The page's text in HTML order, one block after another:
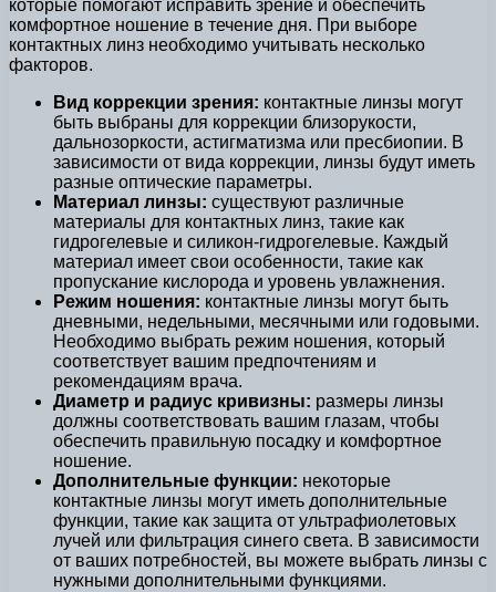
которые помогают исправить зрение и обеспечить
комфортное ношение в течение дня. При выборе
контактных линз необходимо учитывать несколько
факторов.
Вид коррекции зрения: контактные линзы могут
быть выбраны для коррекции близорукости,
дальнозоркости, астигматизма или пресбиопии. В
зависимости от вида коррекции, линзы будут иметь
разные оптические параметры.
Материал линзы: существуют различные
материалы для контактных линз, такие как
гидрогелевые и силикон-гидрогелевые. Каждый
материал имеет свои особенности, такие как
пропускание кислорода и уровень увлажнения.
Режим ношения: контактные линзы могут быть
дневными, недельными, месячными или годовыми.
Необходимо выбрать режим ношения, который
соответствует вашим предпочтениям и
рекомендациям врача.
Диаметр и радиус кривизны: размеры линзы
должны соответствовать вашим глазам, чтобы
обеспечить правильную посадку и комфортное
ношение.
Дополнительные функции: некоторые
контактные линзы могут иметь дополнительные
функции, такие как защита от ультрафиолетовых
лучей или фильтрация синего света. В зависимости
от ваших потребностей, вы можете выбрать линзы с
нужными дополнительными функциями.